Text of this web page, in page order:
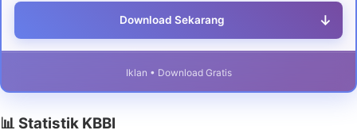
Download Sekarang ↓
Iklan • Download Gratis
📊 Statistik KBBI